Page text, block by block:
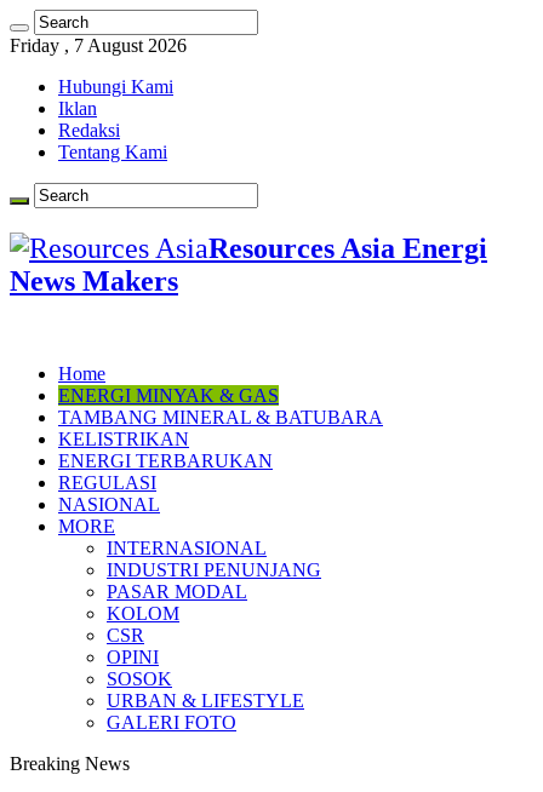
Friday , 7 August 2026
Hubungi Kami
Iklan
Redaksi
Tentang Kami
Resources Asia Energi
News Makers
Home
ENERGI MINYAK & GAS
TAMBANG MINERAL & BATUBARA
KELISTRIKAN
ENERGI TERBARUKAN
REGULASI
NASIONAL
MORE
INTERNASIONAL
INDUSTRI PENUNJANG
PASAR MODAL
KOLOM
CSR
OPINI
SOSOK
URBAN & LIFESTYLE
GALERI FOTO
Breaking News